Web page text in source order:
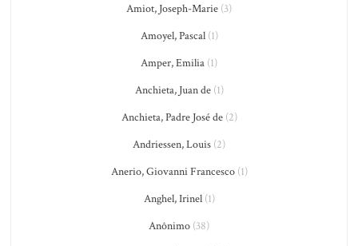
Amiot, Joseph-Marie (3)
Amoyel, Pascal(1)
Amper, Emilia (1)
Anchieta, Juan de(1)
Anchieta, Padre José de(2)
Andriessen, Louis (2)
Anerio, Giovanni Francesco(1)
Anghel, Irinel(1)
Anônimo (38)